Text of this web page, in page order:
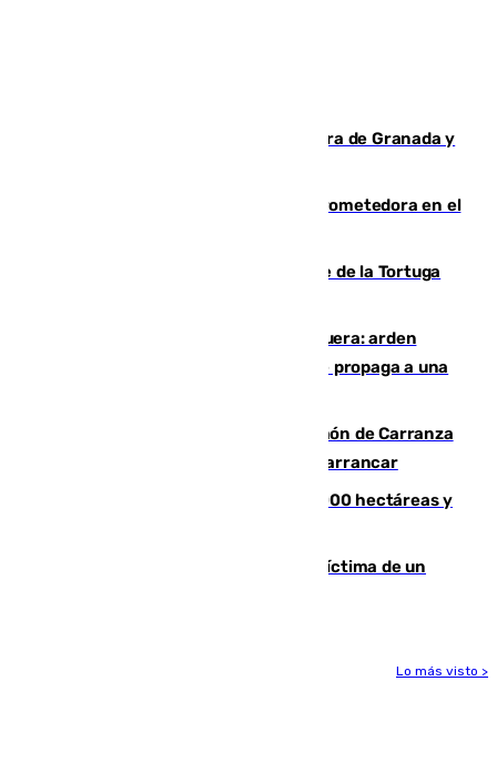
Arde un coche en el Puerto de la Mora de Granada y
El año 2007, una generación muy prometedora en el
Incendio forestal en el paraje Monte de la Tortuga
Incendio en un vertedero de Antequera: arden
chatarra, muebles y palets y el fuego se propaga a una
Las Palmas conquista el Trofeo Ramón de Carranza
y somete a un Cádiz que no termina de arrancar
El incendio de Niebla alcanza las 8.000 hectáreas y
El tenista checho Lehecka, nueva víctima de un
Lo más visto >